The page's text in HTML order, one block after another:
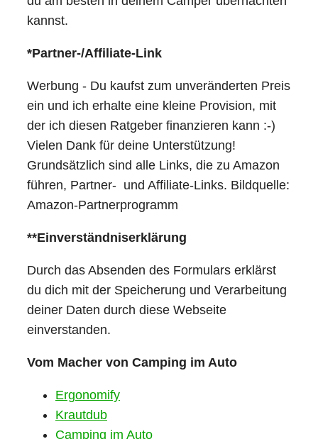
kannst.
*Partner-/Affiliate-Link
Werbung - Du kaufst zum unveränderten Preis
ein und ich erhalte eine kleine Provision, mit
der ich diesen Ratgeber finanzieren kann :-)
Vielen Dank für deine Unterstützung!
Grundsätzlich sind alle Links, die zu Amazon
führen, Partner- und Affiliate-Links. Bildquelle:
Amazon-Partnerprogramm
**Einverständniserklärung
Durch das Absenden des Formulars erklärst
du dich mit der Speicherung und Verarbeitung
deiner Daten durch diese Webseite
einverstanden.
Vom Macher von Camping im Auto
Ergonomify
Krautdub
Camping im Auto